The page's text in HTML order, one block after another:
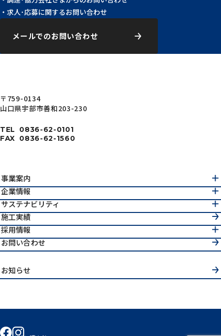
求人･応募に関するお問い合わせ
メールでのお問い合わせ
〒759-0134
山口県宇部市善和203-230
TEL
0836-62-0101
FAX 0836-62-1560
事業案内
企業情報
サステナビリティ
施工実績
採用情報
お問い合わせ
お知らせ
facebookinstagram